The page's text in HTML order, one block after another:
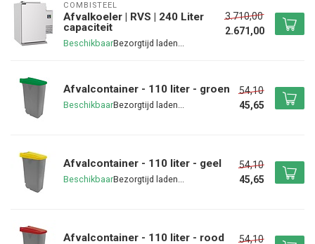
COMBISTEEL
Afvalkoeler | RVS | 240 Liter
capaciteit
Beschikbaar
3.710,00
2.671,00
Afvalcontainer - 110 liter - groen
Beschikbaar
54,10
45,65
Afvalcontainer - 110 liter - geel
Beschikbaar
54,10
45,65
Afvalcontainer - 110 liter - rood
54,10